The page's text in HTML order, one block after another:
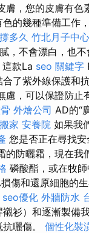
膚，您的皮膚有色
的幾種準備工作
多久 竹北月子中心
，不會漂白，也
這款La seo 關鍵字
了紫外線保護和
慮，可以保證防
外燴公司 AD的“
家 安養院 如果我
您是否正在尋找
的防曬霜，現在
磷酸酯，或在牧
傷和還原細胞的
seo優化 外牆防水
衫）和逐漸製備
曬傷。 個性化裝